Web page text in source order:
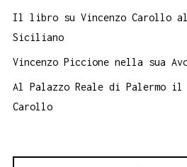
Il libro su Vincenzo Carollo al
Siciliano
Vincenzo Piccione nella sua
Al Palazzo Reale di Palermo
Carollo